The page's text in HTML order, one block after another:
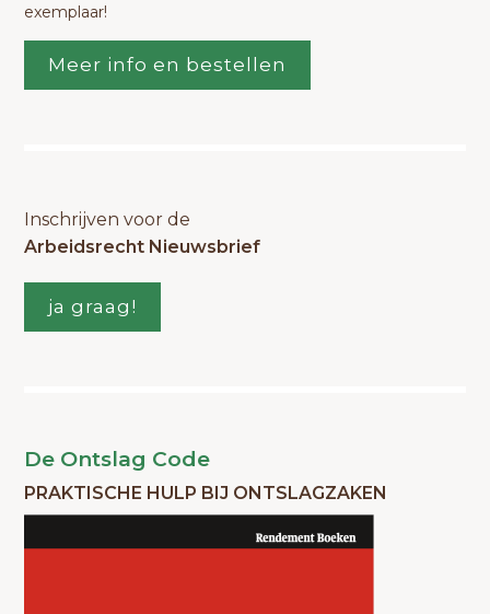
exemplaar!
Meer info en bestellen
Inschrijven voor de
Arbeidsrecht Nieuwsbrief
ja graag!
De Ontslag Code
PRAKTISCHE HULP BIJ ONTSLAGZAKEN